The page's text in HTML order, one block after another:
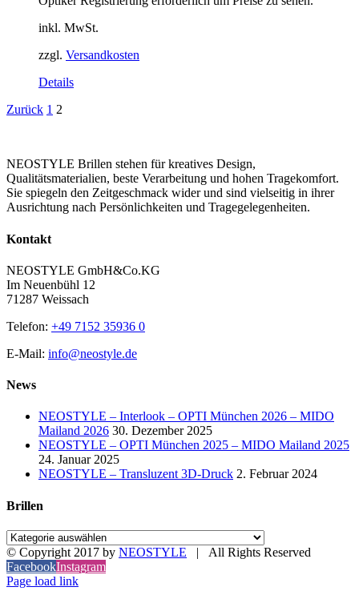
inkl. MwSt.
zzgl. Versandkosten
Details
Zurück 1 2
NEOSTYLE Brillen stehen für kreatives Design,
Qualitätsmaterialien, beste Verarbeitung und hohen Tragekomfort.
Sie spiegeln den Zeitgeschmack wider und sind vielseitig in ihrer
Ausrichtung nach Persönlichkeiten und Tragegelegenheiten.
Kontakt
NEOSTYLE GmbH&Co.KG
Im Neuenbühl 12
71287 Weissach
Telefon: +49 7152 35936 0
E-Mail: info@neostyle.de
News
NEOSTYLE – Interlook – OPTI München 2026 – MIDO
Mailand 2026 30. Dezember 2025
NEOSTYLE – OPTI München 2025 – MIDO Mailand 2025
24. Januar 2025
NEOSTYLE – Transluzent 3D-Druck 2. Februar 2024
Brillen
© Copyright 2017 by NEOSTYLE | All Rights Reserved
FacebookInstagram
Page load link